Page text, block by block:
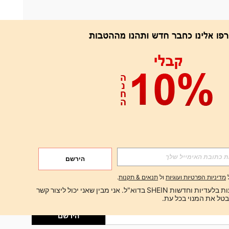
אפליקציה
הירשם
הירשם
הירשם
הירשם
מדיניות הפרטיות ועוגיות ול תנאים & תקנות.
ברצוני לקבל הצעות בלעדיות וחדשות SHEIN בדוא"ל. אני מבין שאני יכול ליצור קשר